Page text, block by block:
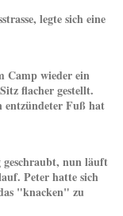
legte sich eine
Camp wieder ein
flacher gestellt.
entzündeter Fuß hat
geschraubt, nun läuft
Peter hatte sich
"knacken" zu